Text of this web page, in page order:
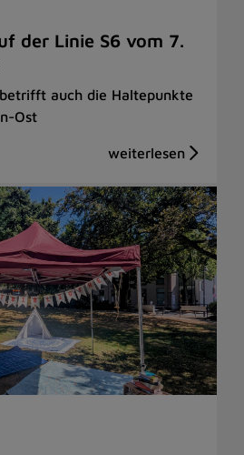
der Linie S6 vom 7.
auch die Haltepunkte
Ost